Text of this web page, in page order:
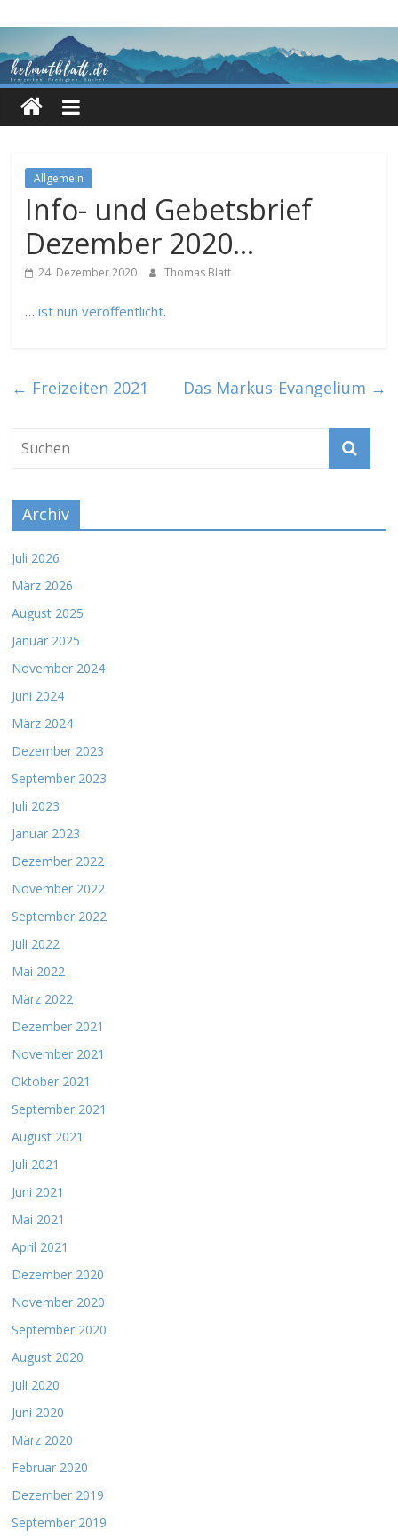
Inhalt
springen
Allgemein
Info- und Gebetsbrief
Dezember 2020…
24. Dezember 2020 Thomas Blatt
…ist nun veröffentlicht.
← Freizeiten 2021 Das Markus-Evangelium →
Archiv
Juli 2026
März 2026
August 2025
Januar 2025
November 2024
Juni 2024
März 2024
Dezember 2023
September 2023
Juli 2023
Januar 2023
Dezember 2022
November 2022
September 2022
Juli 2022
Mai 2022
März 2022
Dezember 2021
November 2021
Oktober 2021
September 2021
August 2021
Juli 2021
Juni 2021
Mai 2021
April 2021
Dezember 2020
November 2020
September 2020
August 2020
Juli 2020
Juni 2020
März 2020
Februar 2020
Dezember 2019
September 2019